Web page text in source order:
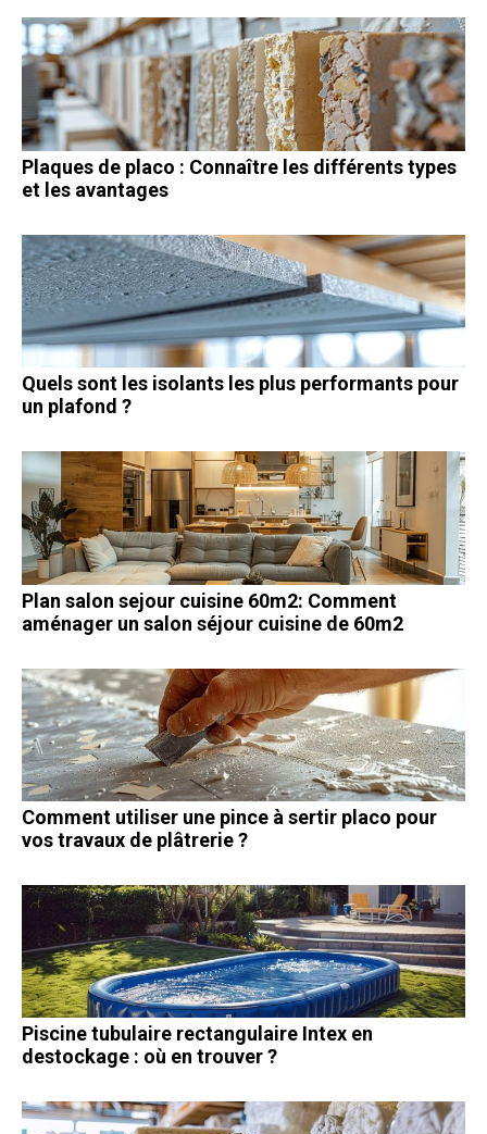
Plaques de placo : Connaître les différents types
et les avantages
Quels sont les isolants les plus performants pour
un plafond ?
Plan salon sejour cuisine 60m2: Comment
aménager un salon séjour cuisine de 60m2
Comment utiliser une pince à sertir placo pour
vos travaux de plâtrerie ?
Piscine tubulaire rectangulaire Intex en
destockage : où en trouver ?